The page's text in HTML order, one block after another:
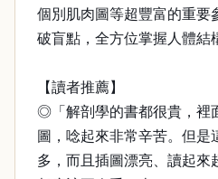
個別肌肉圖等超豐富的重要
破盲點，全方位掌握人體結
【讀者推薦】
◎「解剖學的書都很貴，裡
圖，唸起來非常辛苦。但是
多，而且插圖漂亮、讀起來